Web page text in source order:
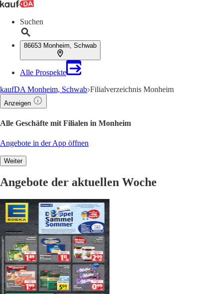
Suchen
86653 Monheim, Schwab
Alle Prospekte
kaufDA Monheim, Schwab Filialverzeichnis Monheim
Anzeigen
Alle Geschäfte mit Filialen in Monheim
Angebote in der App öffnen
Weiter
Angebote der aktuellen Woche